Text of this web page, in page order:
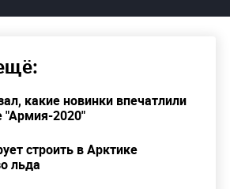
какие новинки впечатлили
"Армия-2020"
строить в Арктике
льда